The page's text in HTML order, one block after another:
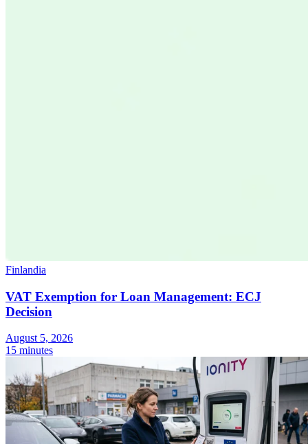
Finlandia
VAT Exemption for Loan Management: ECJ
Decision
August 5, 2026
15 minutes